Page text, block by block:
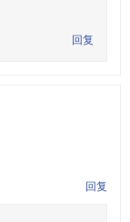
回复
回复